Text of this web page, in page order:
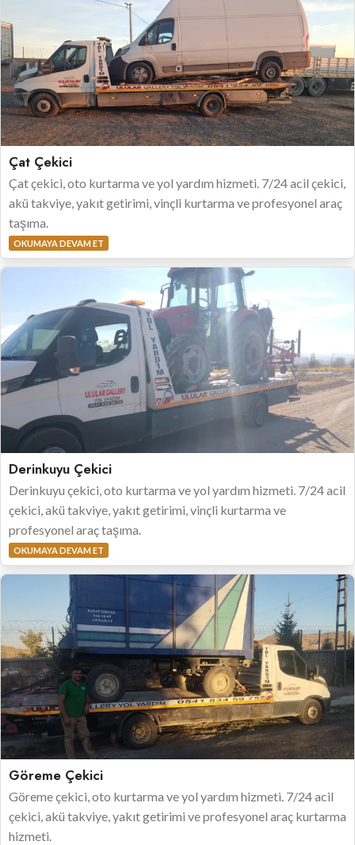
Çat Çekici
Çat çekici, oto kurtarma ve yol yardım hizmeti. 7/24 acil çekici,
akü takviye, yakıt getirimi, vinçli kurtarma ve profesyonel araç
taşıma.
OKUMAYA DEVAM ET
Derinkuyu Çekici
Derinkuyu çekici, oto kurtarma ve yol yardım hizmeti. 7/24 acil
çekici, akü takviye, yakıt getirimi, vinçli kurtarma ve
profesyonel araç taşıma.
OKUMAYA DEVAM ET
Göreme Çekici
Göreme çekici, oto kurtarma ve yol yardım hizmeti. 7/24 acil
çekici, akü takviye, yakıt getirimi ve profesyonel araç kurtarma
hizmeti.